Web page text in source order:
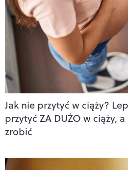
Jak nie przytyć w ciąży?
przytyć ZA DUŻO w ciąży,
zrobić